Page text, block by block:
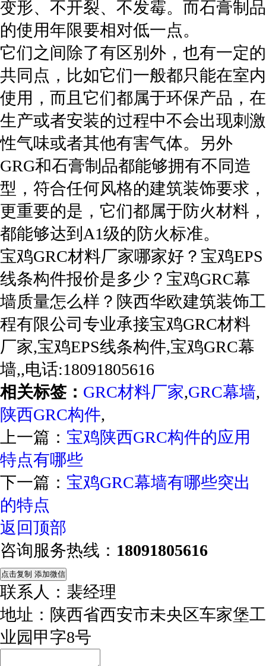
变形、不开裂、不发霉。而石膏制品
的使用年限要相对低一点。
它们之间除了有区别外，也有一定的
共同点，比如它们一般都只能在室内
使用，而且它们都属于环保产品，在
生产或者安装的过程中不会出现刺激
性气味或者其他有害气体。另外
GRG和石膏制品都能够拥有不同造
型，符合任何风格的建筑装饰要求，
更重要的是，它们都属于防火材料，
都能够达到A1级的防火标准。
宝鸡GRC材料厂家哪家好？宝鸡EPS
线条构件报价是多少？宝鸡GRC幕
墙质量怎么样？陕西华欧建筑装饰工
程有限公司专业承接宝鸡GRC材料
厂家,宝鸡EPS线条构件,宝鸡GRC幕
墙,,电话:18091805616
相关标签： GRC材料厂家,GRC幕墙,
陕西GRC构件,
上一篇： 宝鸡陕西GRC构件的应用
特点有哪些
下一篇： 宝鸡GRC幕墙有哪些突出
的特点
返回顶部
咨询服务热线： 18091805616
点击复制 添加微信
联系人：裴经理
地址：陕西省西安市未央区车家堡工
业园甲字8号